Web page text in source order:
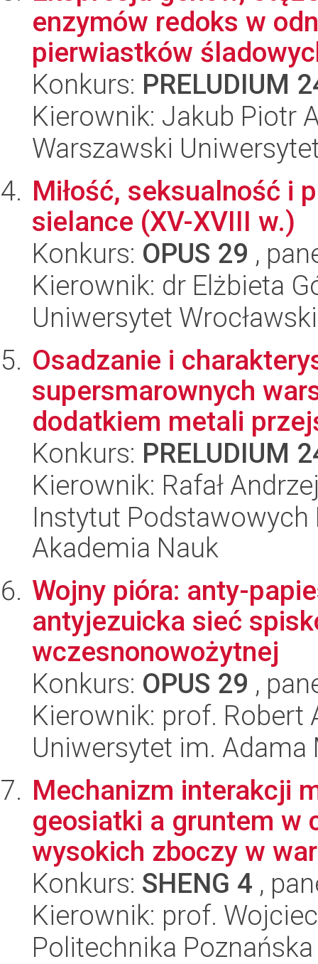
enzymów redoks w
pierwiastków
Konkurs: PRELUDIUM
Kierownik: Jakub Piotr
Warszawski
Miłość, seksualność i
sielance (XV-XVIII w.)
Konkurs: OPUS 29 ,
Kierownik: dr Elżbieta
Uniwersytet Wrocławski
Osadzanie i
supersmarownych
dodatkiem metali
Konkurs: PRELUDIUM
Kierownik: Rafał
Instytut
Akademia Nauk
Wojny pióra: anty-
antyjezuicka sieć
wczesnonowożytnej
Konkurs: OPUS 29 ,
Kierownik: prof. Robert
Uniwersytet im.
Mechanizm interakcji
geosiatki a gruntem w
wysokich zboczy w
Konkurs: SHENG 4 ,
Kierownik: prof.
Politechnika Poznańska